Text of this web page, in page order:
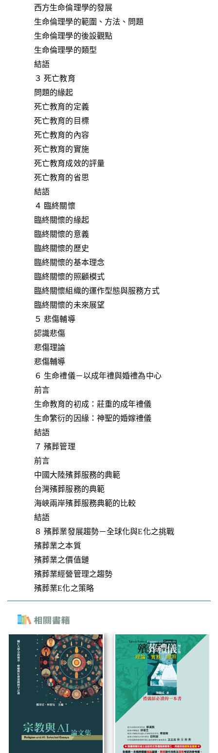
西方生命倫理學的發展
生命倫理學的範圍、方法、問題
生命倫理學的後設觀點
生命倫理學的類型
結語
３ 死亡教育
問題的緣起
死亡教育的定義
死亡教育的目標
死亡教育的內容
死亡教育的實施
死亡教育成效的評量
死亡教育的省思
結語
４ 臨終關懷
臨終關懷的緣起
臨終關懷的意義
臨終關懷的歷史
臨終關懷的基本理念
臨終關懷的照顧模式
臨終關懷組織的運作型態與服務方式
臨終關懷的未來展望
５ 悲傷輔導
認識悲傷
悲傷理論
悲傷輔導
６ 生命禮儀－以成年禮與婚禮為中心
前言
生命教育的初成：莊重的成年禮儀
生命繁衍的因緣：神聖的婚嫁禮儀
結語
７ 殯葬管理
前言
中國大陸殯葬服務的典範
台灣殯葬服務的典範
海峽兩岸殯葬服務典範的比較
結語
８ 殯葬業發展趨勢－全球化與E化之挑戰
殯葬業之本質
殯葬業之價值鏈
殯葬業經營管理之趨勢
殯葬業E化之策略